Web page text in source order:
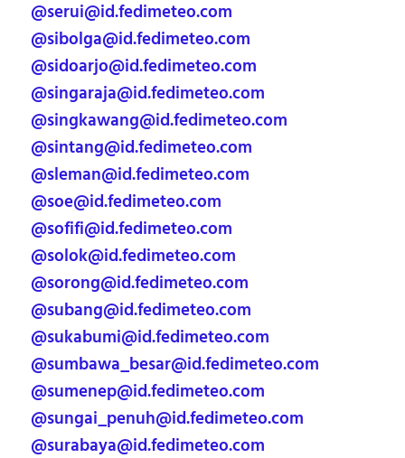
@serui@id.fedimeteo.com
@sibolga@id.fedimeteo.com
@sidoarjo@id.fedimeteo.com
@singaraja@id.fedimeteo.com
@singkawang@id.fedimeteo.com
@sintang@id.fedimeteo.com
@sleman@id.fedimeteo.com
@soe@id.fedimeteo.com
@sofifi@id.fedimeteo.com
@solok@id.fedimeteo.com
@sorong@id.fedimeteo.com
@subang@id.fedimeteo.com
@sukabumi@id.fedimeteo.com
@sumbawa_besar@id.fedimeteo.com
@sumenep@id.fedimeteo.com
@sungai_penuh@id.fedimeteo.com
@surabaya@id.fedimeteo.com